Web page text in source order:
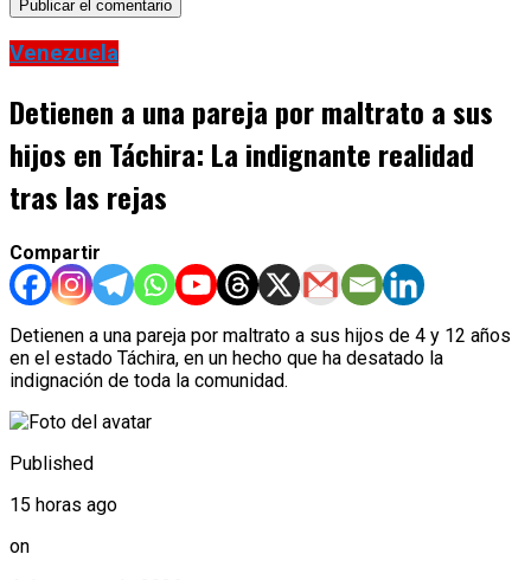
Venezuela
Detienen a una pareja por maltrato a sus
hijos en Táchira: La indignante realidad
tras las rejas
Compartir
Detienen a una pareja por maltrato a sus hijos de 4 y 12 años
en el estado Táchira, en un hecho que ha desatado la
indignación de toda la comunidad.
Published
15 horas ago
on